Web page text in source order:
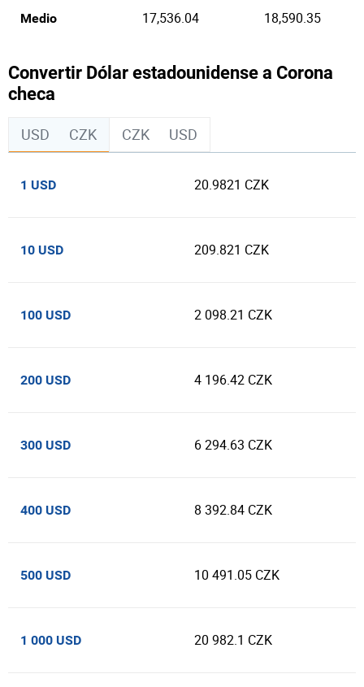
Medio 17,536.04 18,590.35
Convertir Dólar estadounidense a Corona
checa
USD CZK CZK USD
1 USD 20.9821 CZK
10 USD 209.821 CZK
100 USD 2 098.21 CZK
200 USD 4 196.42 CZK
300 USD 6 294.63 CZK
400 USD 8 392.84 CZK
500 USD 10 491.05 CZK
1 000 USD 20 982.1 CZK